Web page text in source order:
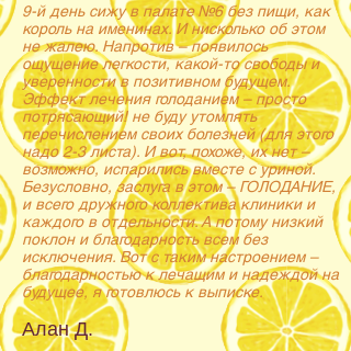
9-й день сижу в палате №6 без пищи, как
король на именинах. И нисколько об этом
не жалею. Напротив – появилось
ощущение легкости, какой-то свободы и
уверенности в позитивном будущем.
Эффект лечения голоданием – просто
потрясающий! не буду утомлять
перечислением своих болезней (для этого
надо 2-3 листа). И вот, похоже, их нет –
возможно, испарились вместе с уриной.
Безусловно, заслуга в этом – ГОЛОДАНИЕ,
и всего дружного коллектива клиники и
каждого в отдельности. А потому низкий
поклон и благодарность всем без
исключения. Вот с таким настроением –
благодарностью к лечащим и надеждой на
будущее, я готовлюсь к выписке.
Алан Д.